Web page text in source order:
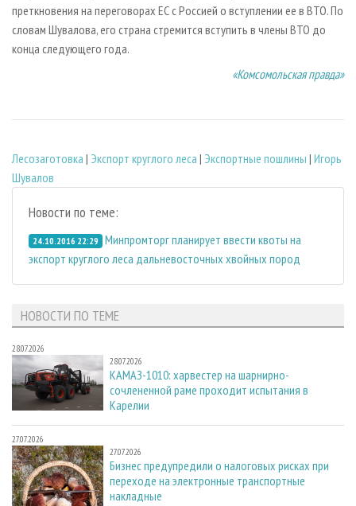
преткновения на переговорах ЕС с Россией о вступлении ее в ВТО. По
словам Шувалова, его страна стремится вступить в члены ВТО до
конца следующего года.
«Комсомольская правда»
Лесозаготовка | Экспорт круглого леса | Экспортные пошлины | Игорь
Шувалов
Новости по теме:
24.10.2016 22:29 Минпромторг планирует ввести квоты на
экспорт круглого леса дальневосточных хвойных пород
НОВОСТИ ПО ТЕМЕ
28.07.2026
28.07.2026
КАМАЗ-1010: харвестер на шарнирно-
сочлененной раме проходит испытания в
Карелии
27.07.2026
27.07.2026
Бизнес предупредили о налоговых рисках при
переходе на электронные транспортные
накладные